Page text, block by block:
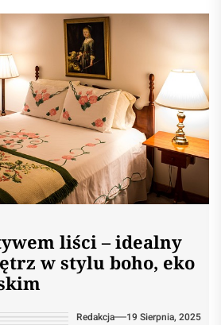
liści – idealny
w stylu boho, eko
Redakcja 19 Sierpnia, 2025